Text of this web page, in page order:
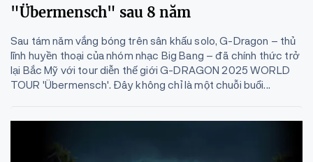
"Übermensch" sau 8 năm
Sau tám năm vắng bóng trên sân khấu solo, G-Dragon – thủ
lĩnh huyền thoại của nhóm nhạc Big Bang – đã chính thức trở
lại Bắc Mỹ với tour diễn thế giới G-DRAGON 2025 WORLD
TOUR 'Übermensch'. Đây không chỉ là một chuỗi buổi...